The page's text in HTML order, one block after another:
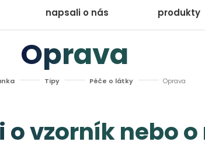
napsali o nás produkty
Oprava
Tipy Péče o látky Oprava
o vzorník nebo